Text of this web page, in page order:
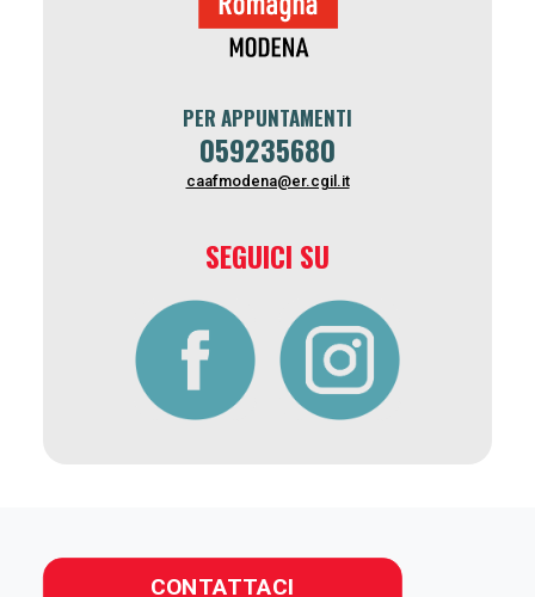
PER APPUNTAMENTI
059235680
caafmodena@er.cgil.it
SEGUICI SU
CONTATTACI